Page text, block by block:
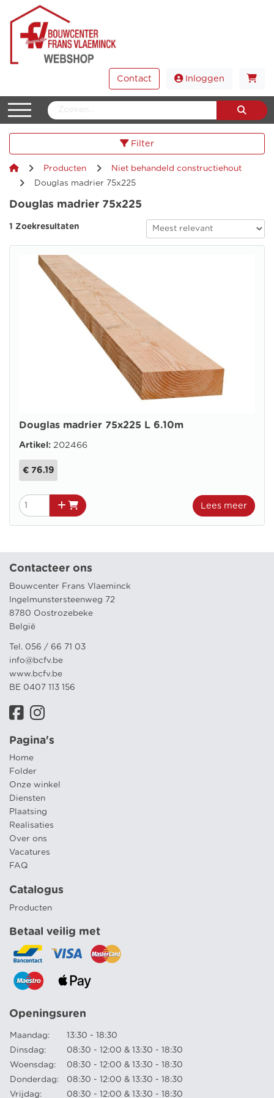
Contact Inloggen
Filter
Producten
Niet behandeld constructiehout
Douglas madrier 75x225
Douglas madrier 75x225
1 Zoekresultaten
Douglas madrier 75x225 L 6.10m
Artikel: 202466
€ 76.19
Lees meer
Contacteer ons
Bouwcenter Frans Vlaeminck
Ingelmunstersteenweg 72
8780 Oostrozebeke
België
Tel. 056 / 66 71 03
info@bcfv.be
www.bcfv.be
BE 0407 113 156
Pagina's
Home
Folder
Onze winkel
Diensten
Plaatsing
Realisaties
Over ons
Vacatures
FAQ
Catalogus
Producten
Betaal veilig met
Openingsuren
Maandag:
13:30 - 18:30
Dinsdag:
08:30 - 12:00 & 13:30 - 18:30
Woensdag:
08:30 - 12:00 & 13:30 - 18:30
Donderdag:
08:30 - 12:00 & 13:30 - 18:30
Vrijdag:
08:30 - 12:00 & 13:30 - 18:30